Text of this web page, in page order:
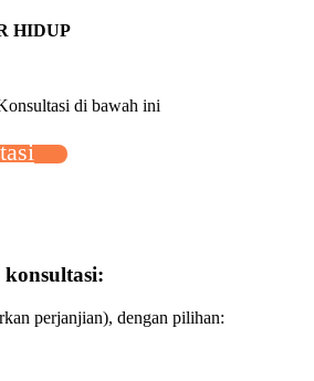
HIDUP
di bawah ini
:
perjanjian), dengan pilihan: